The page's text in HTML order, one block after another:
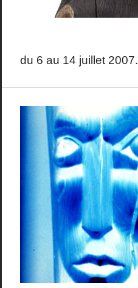
du 6 au 14 juillet 2007.